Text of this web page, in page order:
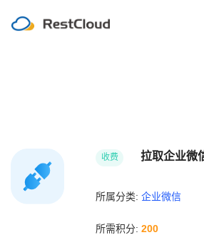
收费 拉取企业微
所属分类:企业微信
所需积分:200